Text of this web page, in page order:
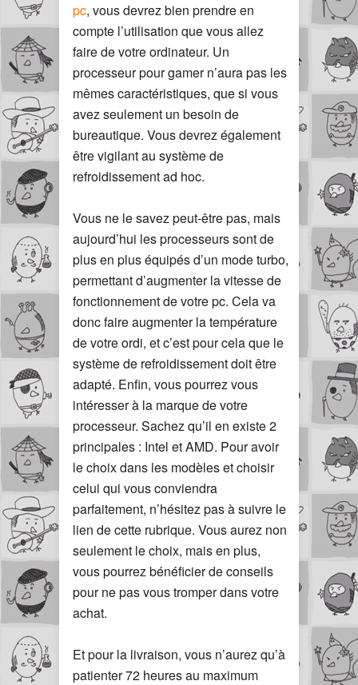
pc, vous devrez bien prendre en
compte l’utilisation que vous allez
faire de votre ordinateur. Un
processeur pour gamer n’aura pas les
mêmes caractéristiques, que si vous
avez seulement un besoin de
bureautique. Vous devrez également
être vigilant au système de
refroidissement ad hoc.
Vous ne le savez peut-être pas, mais
aujourd’hui les processeurs sont de
plus en plus équipés d’un mode turbo,
permettant d’augmenter la vitesse de
fonctionnement de votre pc. Cela va
donc faire augmenter la température
de votre ordi, et c’est pour cela que le
système de refroidissement doit être
adapté. Enfin, vous pourrez vous
intéresser à la marque de votre
processeur. Sachez qu’il en existe 2
principales : Intel et AMD. Pour avoir
le choix dans les modèles et choisir
celui qui vous conviendra
parfaitement, n’hésitez pas à suivre le
lien de cette rubrique. Vous aurez non
seulement le choix, mais en plus,
vous pourrez bénéficier de conseils
pour ne pas vous tromper dans votre
achat.
Et pour la livraison, vous n’aurez qu’à
patienter 72 heures au maximum